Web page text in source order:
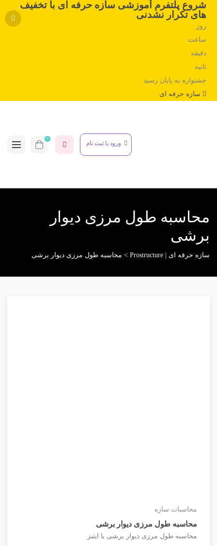
شروع پلتفرم آموزشی سازه حرفه ای با تخفیف
های تکرار نشدنی
روز
ساعت
دقیقه
ثانیه
جشنواره به پایان رسید
سازه حرفه ای
ورود یا ثبت نام
0
محاسبه طول مرزی دیوار
برشی
سازه حرفه ای | Prostructure > محاسبه طول مرزی دیوار برشی
محاسبات سازه
محاسبه طول مرزی دیوار برشی
محاسبه طول مرزی دیوار برشی با ایتبز